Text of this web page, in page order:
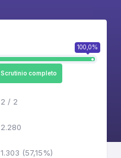
100,0%
Scrutinio completo
2 / 2
2.280
1.303 (57,15%)